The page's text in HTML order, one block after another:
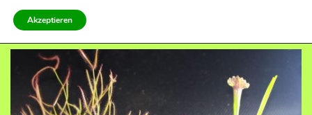
o
o
PREVIOUS
Akzeptieren